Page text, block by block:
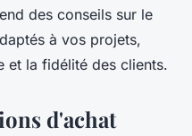
des conseils sur le
à vos projets,
et la fidélité des clients.
d'achat